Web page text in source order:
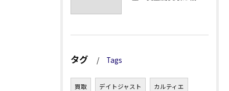
タグ Tags
買取 デイトジャスト カルティエ